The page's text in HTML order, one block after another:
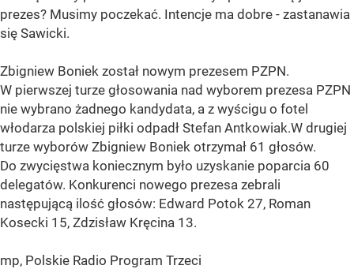
prezes? Musimy poczekać. Intencje ma dobre - zastanawia
się Sawicki.
Zbigniew Boniek został nowym prezesem PZPN.
W pierwszej turze głosowania nad wyborem prezesa PZPN
nie wybrano żadnego kandydata, a z wyścigu o fotel
włodarza polskiej piłki odpadł Stefan Antkowiak.W drugiej
turze wyborów Zbigniew Boniek otrzymał 61 głosów.
Do zwycięstwa koniecznym było uzyskanie poparcia 60
delegatów. Konkurenci nowego prezesa zebrali
następującą ilość głosów: Edward Potok 27, Roman
Kosecki 15, Zdzisław Kręcina 13.
mp, Polskie Radio Program Trzeci